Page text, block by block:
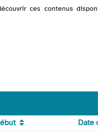
ces contenus
Date